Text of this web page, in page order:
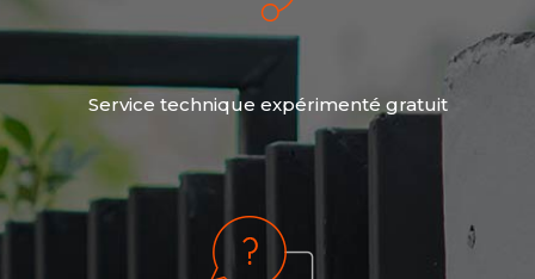
Service technique expérimenté gratuit